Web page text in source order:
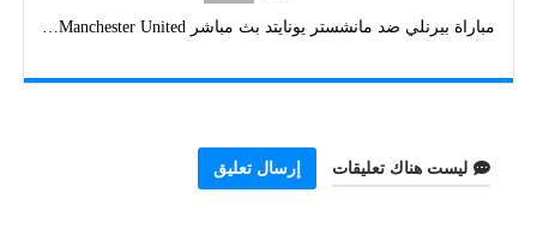
مباراة بيرنلي ضد مانشستر يونايتد بث مباشر Burnley vs Manchester United
ليست هناك تعليقات إرسال تعليق